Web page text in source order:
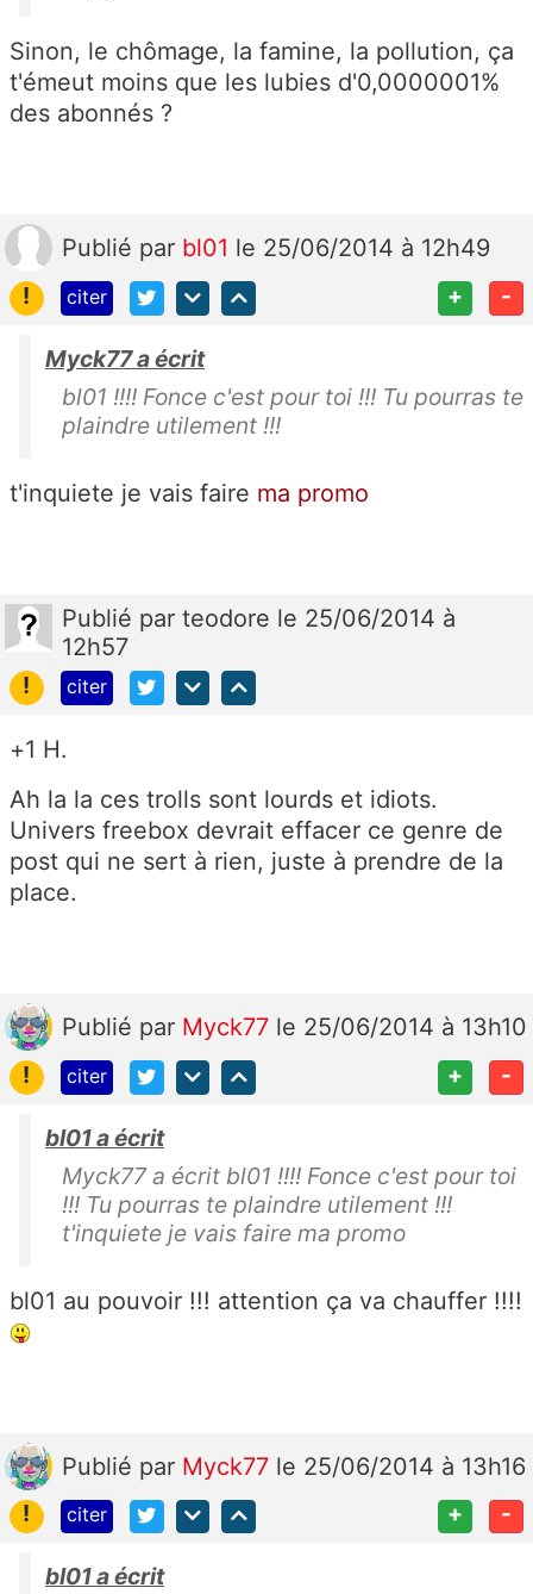
Sinon, le chômage, la famine, la pollution, ça
t'émeut moins que les lubies d'0,0000001%
des abonnés ?
Publié par bl01 le 25/06/2014 à 12h49
!
citer + -
Myck77 a écrit
bl01 !!!! Fonce c'est pour toi !!! Tu pourras te
plaindre utilement !!!
t'inquiete je vais faire ma promo
Publié par teodore le 25/06/2014 à
12h57
!
citer
+1 H.
Ah la la ces trolls sont lourds et idiots.
Univers freebox devrait effacer ce genre de
post qui ne sert à rien, juste à prendre de la
place.
Publié par Myck77 le 25/06/2014 à 13h10
!
citer + -
bl01 a écrit
Myck77 a écrit bl01 !!!! Fonce c'est pour toi
!!! Tu pourras te plaindre utilement !!!
t'inquiete je vais faire ma promo
bl01 au pouvoir !!! attention ça va chauffer !!!!
Publié par Myck77 le 25/06/2014 à 13h16
!
citer + -
bl01 a écrit